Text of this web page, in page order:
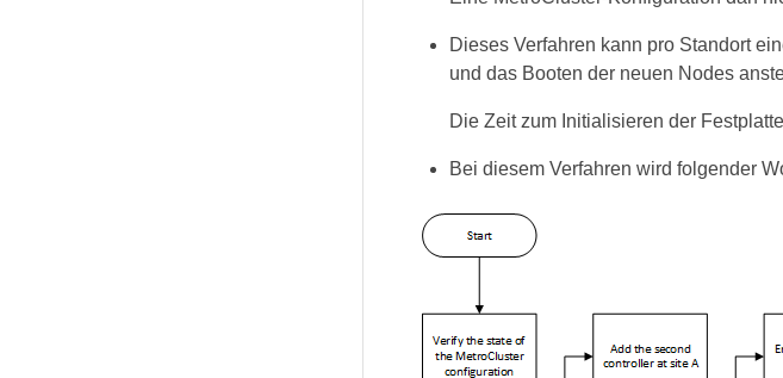
Dieses Verfahren kann pro Standort
und das Booten der neuen Nodes
Die Zeit zum Initialisieren der
Bei diesem Verfahren wird folgender